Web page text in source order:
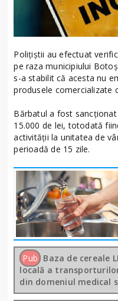
Polițiștii au efectuat
pe raza municipiului
s-a stabilit că acesta nu
produsele comercializate
Bărbatul a fost
15.000 de lei, totodată
activității la unitatea de
perioadă de 15 zile.
Pub Baza de cereale
locală a
din domeniul medical